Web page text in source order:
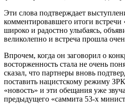
Эти слова подтверждает
комментировавшего итоги
широко и радостно улыбаясь,
великолепно и встреча прошла
Впрочем, когда он заговорил о
восторженность стала не очень
сказал, что партнеры вновь
поставить нацистскому режиму
«новость» и эти обещания уже
предыдущего «саммита 53-х